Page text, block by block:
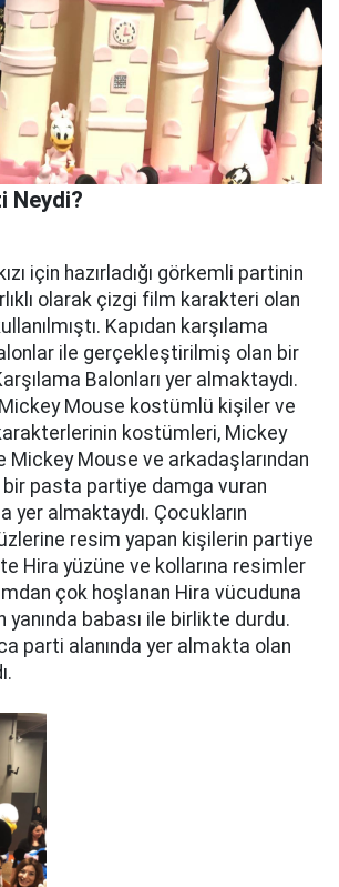
Neydi?
için hazırladığı görkemli partinin
olarak çizgi film karakteri olan
Kapıdan karşılama
ile gerçekleştirilmiş olan bir
Balonları yer almaktaydı.
Mouse kostümlü kişiler ve
kostümleri, Mickey
Mickey Mouse ve arkadaşlarından
pasta partiye damga vuran
yer almaktaydı. Çocukların
resim yapan kişilerin partiye
Hira yüzüne ve kollarına resimler
çok hoşlanan Hira vücuduna
yanında babası ile birlikte durdu.
parti alanında yer almakta olan